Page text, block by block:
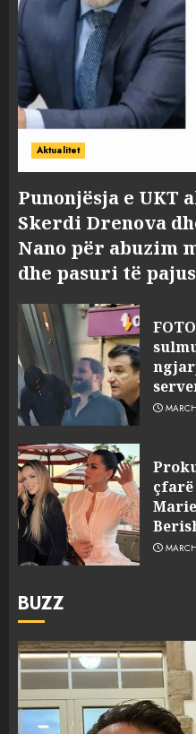
Aktualitet
Punonjësja e UKT
Skerdi Drenova
Nano për abuzim
dhe pasuri të
BUZZ